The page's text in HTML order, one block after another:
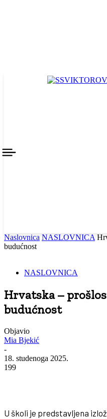
Naslovnica NASLOVNICA
budućnost
NASLOVNICA
Hrvatska –
budućnost
Objavio
Mia Bjekić
-
18. studenoga 2025.
199
U školi je predstavljena